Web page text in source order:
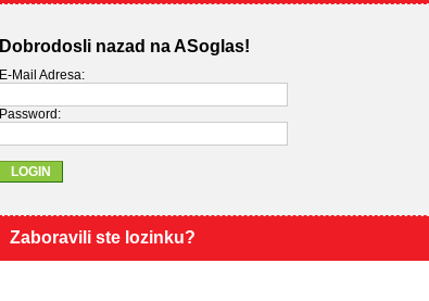
Dobrodosli nazad na ASoglas!
E-Mail Adresa:
Password:
Zaboravili ste lozinku?